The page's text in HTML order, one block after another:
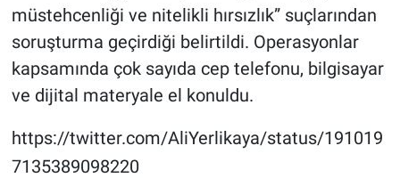
müstehcenliği ve nitelikli hırsızlık” suçlarından
soruşturma geçirdiği belirtildi. Operasyonlar
kapsamında çok sayıda cep telefonu, bilgisayar
ve dijital materyale el konuldu.
https://twitter.com/AliYerlikaya/status/191019
7135389098220